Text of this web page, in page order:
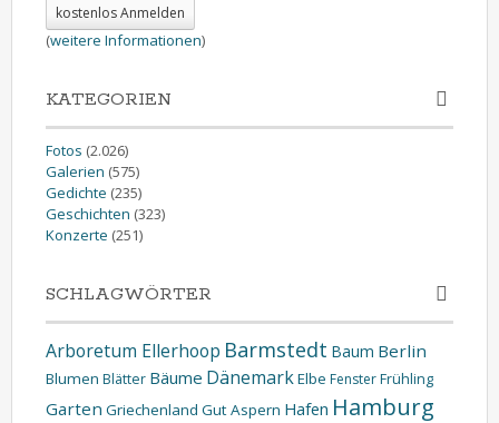
(weitere Informationen)
KATEGORIEN
Fotos (2.026)
Galerien (575)
Gedichte (235)
Geschichten (323)
Konzerte (251)
SCHLAGWÖRTER
Arboretum Ellerhoop Barmstedt Baum Berlin
Blumen Blätter Bäume DänemarkElbe FensterFrühling
Garten Griechenland Gut Aspern Hafen Hamburg